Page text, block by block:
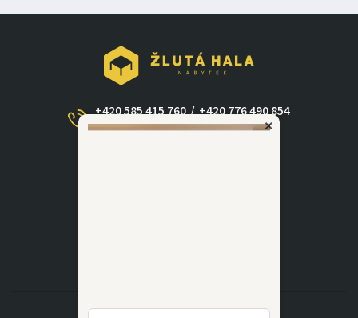
+420 585 415 760
(Po - Ne 09:00-17:30)
/ +420 776 490 854
KATEGORIE
×